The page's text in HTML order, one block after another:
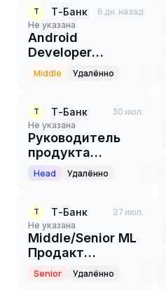
Т Т-Банк 6 дн. назад
Не указана
Android
Developer
(Core.DeviceData)
Middle Удалённо
Т Т-Банк 30 июл.
Не указана
Руководитель
продукта
мессенджера
Head Удалённо
Т Т-Банк 27 июл.
Не указана
Middle/Senior ML
Продакт
менеджер
Senior Удалённо